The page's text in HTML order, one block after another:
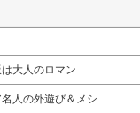
大人のロマン
人の外遊び＆メシ